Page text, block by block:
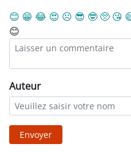
😊 😁 😂 😍 ☹️ 😎 🤓 🥺 😘
😊
Auteur
Envoyer